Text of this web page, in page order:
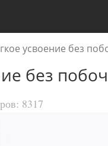
усвоение без
без
8317